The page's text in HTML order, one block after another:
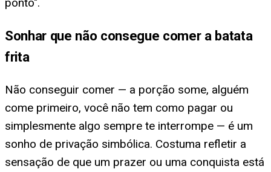
Sonhar que não consegue comer a batata
frita
Não conseguir comer — a porção some, alguém
come primeiro, você não tem como pagar ou
simplesmente algo sempre te interrompe — é um
sonho de privação simbólica. Costuma refletir a
sensação de que um prazer ou uma conquista está